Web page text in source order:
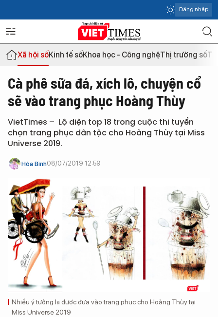
Đăng nhập
Xã hội sốKinh tế sốKhoa học - Công nghệThị trường số
Cà phê sữa đá, xích lô, chuyện cổ
sẽ vào trang phục Hoàng Thùy
VietTimes – Lộ diện top 18 trong cuộc thi tuyển
chọn trang phục dân tộc cho Hoàng Thùy tại Miss
Universe 2019.
Hòa Bình08/07/2019 12:59
Nhiều ý tưởng lạ được đưa vào trang phục cho Hoàng Thùy tại
Miss Universe 2019